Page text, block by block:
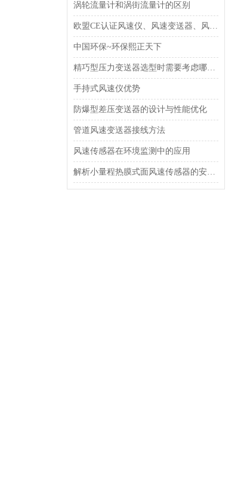
涡轮流量计和涡街流量计的区别
欧盟CE认证风速仪、风速变送器、风速传感器的用处
中国环保~环保熙正天下
精巧型压力变送器选型时需要考虑哪些因素？
手持式风速仪优势
防爆型差压变送器的设计与性能优化
管道风速变送器接线方法
风速传感器在环境监测中的应用
解析小量程热膜式面风速传感器的安装方法